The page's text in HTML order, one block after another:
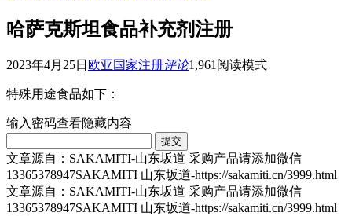
哈萨克斯坦食品补充剂注册
2023年4月25日 欧亚国家注册评论1,961 阅读模式
特殊用途食品如下：
输入密码查看隐藏内容
文章源自：SAKAMITI-山东坂道 采购产品请添加微信
13365378947SAKAMITI 山东坂道-https://sakamiti.cn/3999.html
文章源自：SAKAMITI-山东坂道 采购产品请添加微信
13365378947SAKAMITI 山东坂道-https://sakamiti.cn/3999.html